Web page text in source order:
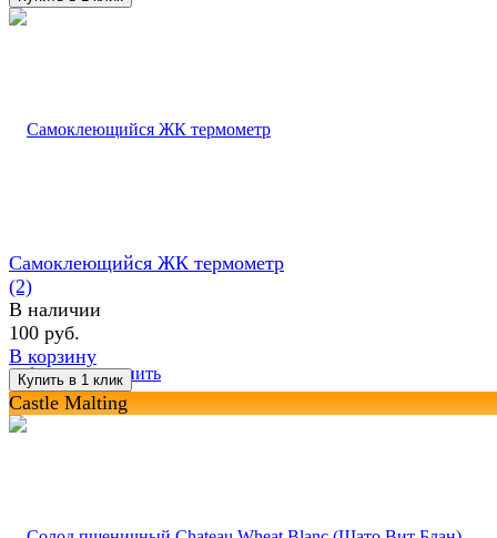
избранное сравнить
Самоклеющийся ЖК термометр
(2)
В наличии
100 руб.
В корзину
Castle Malting